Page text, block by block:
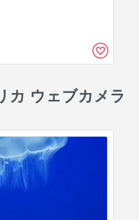
カ ウェブカメラ